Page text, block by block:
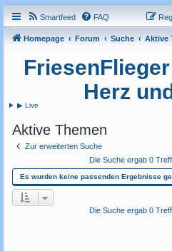
Smartfeed FAQ
Homepage Forum Suche Aktive
Herz
▶ Live
Aktive Themen
Zur erweiterten Suche
Die Suche ergab 0
Es wurden keine passenden Ergebnisse
Die Suche ergab 0